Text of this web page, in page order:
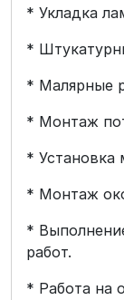
* Укладка
*
* Малярные
* Монтаж
* Установка
* Монтаж
*
работ.
* Работа на